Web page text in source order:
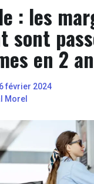
: les
sont
en 2
février 2024
Morel